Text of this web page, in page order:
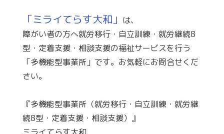
「ミライてらす大和」 は、
障がい者の方へ就労移行・自立訓練・就労継続B
型・定着支援・相談支援の福祉サービスを行う
「多機能型事業所」です。お気軽にお問合せくだ
さい。
『多機能型事業所（就労移行・自立訓練・就労継
続B型・定着支援・相談支援）』